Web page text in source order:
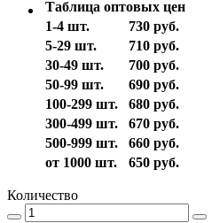
Таблица оптовых цен
1-4 шт.
730 руб.
5-29 шт.
710 руб.
30-49 шт.
700 руб.
50-99 шт.
690 руб.
100-299 шт.
680 руб.
300-499 шт.
670 руб.
500-999 шт.
660 руб.
от 1000 шт.
650 руб.
Количество